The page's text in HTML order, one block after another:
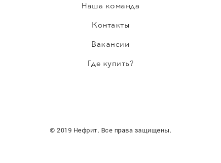
Наша команда
Контакты
Вакансии
Где купить?
© 2019 Нефрит. Все права защищены.